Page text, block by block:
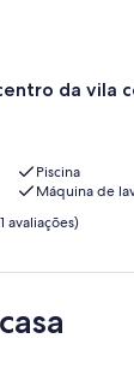
da vila
Piscina
Máquina de
avaliações)